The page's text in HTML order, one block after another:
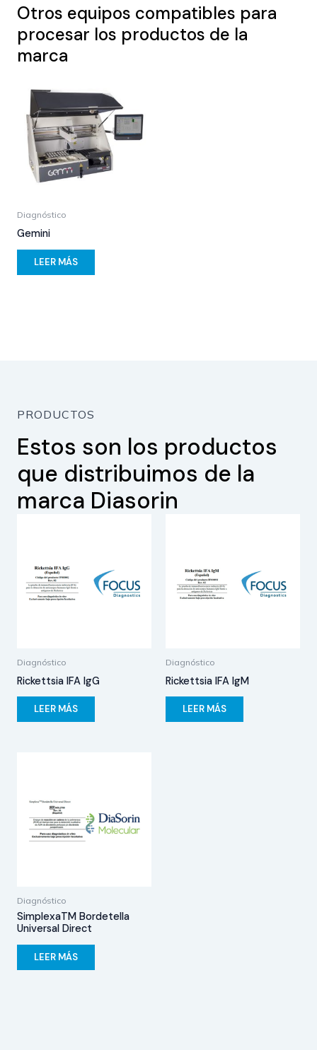
Otros equipos compatibles para
procesar los productos de la
marca
Diagnóstico
Gemini
LEER MÁS
PRODUCTOS
Estos son los productos
que distribuimos de la
marca Diasorin
Diagnóstico
Rickettsia IFA IgG
LEER MÁS
Diagnóstico
Rickettsia IFA IgM
LEER MÁS
Diagnóstico
SimplexaTM Bordetella
Universal Direct
LEER MÁS